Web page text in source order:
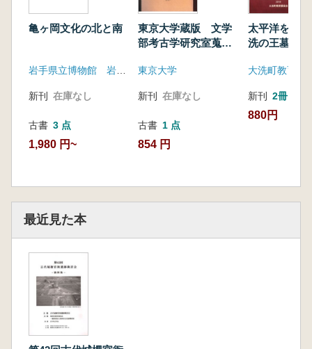
亀ヶ岡文化の北と南
新刊 在庫なし
古書 3 点
1,980 円~
東京大学蔵版 文学
部考古学研究室蒐集
九輯
東京大学
新刊 在庫なし
古書 1 点
854 円
太平洋を見
洗の王墓 講
大洗町教育委
新刊 2冊
880円
最近見た本